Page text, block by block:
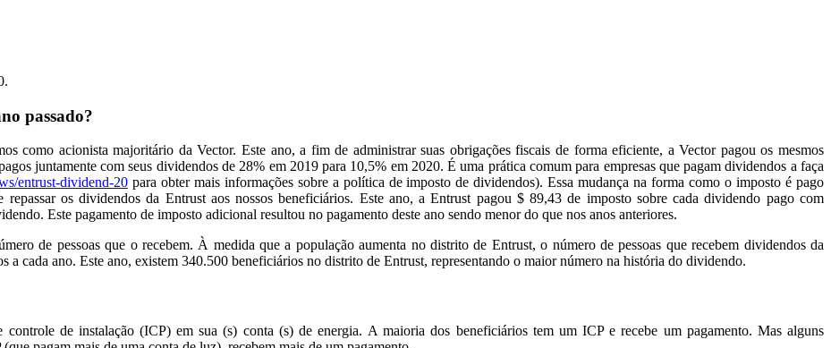
passado?
como acionista majoritário da Vector. Este ano, a fim de administrar suas obrigações fiscais de forma eficiente, a Vector pagou os mesmos
juntamente com seus dividendos de 28% em 2019 para 10,5% em 2020. É uma prática comum para empresas que pagam dividendos a faça
entrust-dividend-20para obter mais informações sobre a política de imposto de dividendos). Essa mudança na forma como o imposto é pago
os dividendos da Entrust aos nossos beneficiários. Este ano, a Entrust pagou $ 89,43 de imposto sobre cada dividendo pago com
Este pagamento de imposto adicional resultou no pagamento deste ano sendo menor do que nos anos anteriores.
de pessoas que o recebem. À medida que a população aumenta no distrito de Entrust, o número de pessoas que recebem dividendos da
a cada ano. Este ano, existem 340.500 beneficiários no distrito de Entrust, representando o maior número na história do dividendo.
de instalação (ICP) em sua (s) conta (s) de energia. A maioria dos beneficiários tem um ICP e recebe um pagamento. Mas alguns